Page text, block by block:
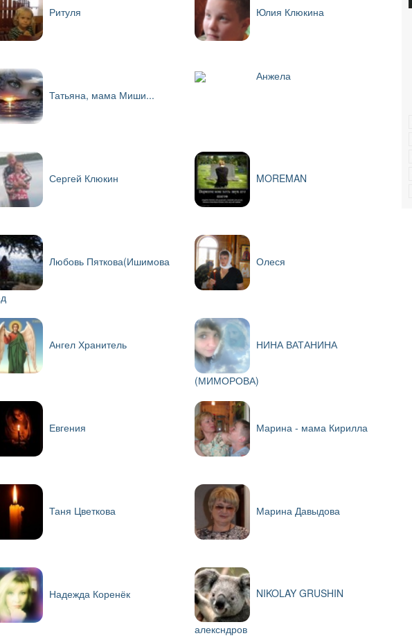
Ритуля Юлия Клюкина
Татьяна, мама Миши...
Анжела
Сергей Клюкин MOREMAN
Любовь Пяткова(Ишимова Олеся
Ангел Хранитель НИНА ВАТАНИНА
(МИМОРОВА)
Евгения Марина - мама Кирилла
Таня Цветкова Марина Давыдова
Надежда Коренёк NIKOLAY GRUSHIN
алексндров